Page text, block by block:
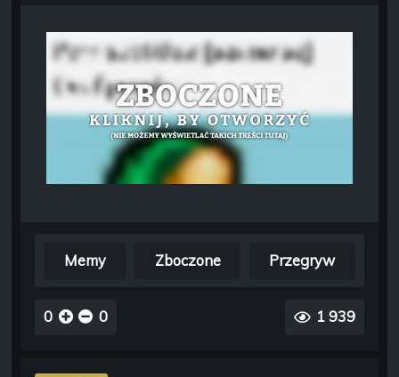
Memy Zboczone Przegryw
0 0 1 939